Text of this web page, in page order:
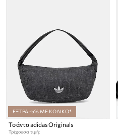
ΕΞΤΡΑ -5% ΜΕ ΚΩΔΙΚΟ*
Τσάντα adidas Originals
Τρέχουσα τιμή: